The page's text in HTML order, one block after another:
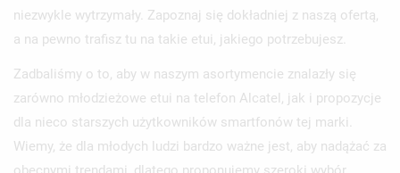
niezwykle wytrzymały. Zapoznaj się dokładniej z naszą ofertą,
a na pewno trafisz tu na takie etui, jakiego potrzebujesz.
Zadbaliśmy o to, aby w naszym asortymencie znalazły się
zarówno młodzieżowe etui na telefon Alcatel, jak i propozycje
dla nieco starszych użytkowników smartfonów tej marki.
Wiemy, że dla młodych ludzi bardzo ważne jest, aby nadążać za